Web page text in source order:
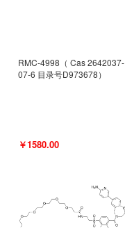
RMC-4998（ Cas 2642037-
07-6 目录号D973678）
￥1580.00